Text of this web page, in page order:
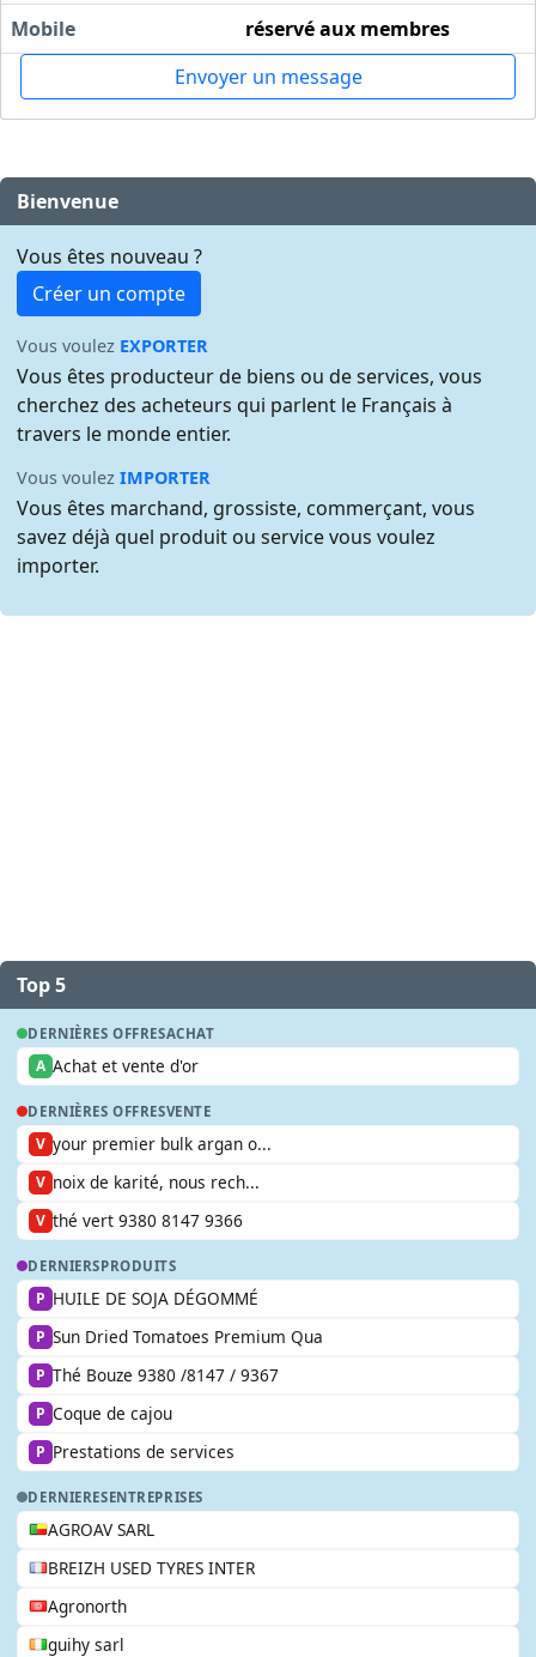
Mobile
réservé aux membres
Envoyer un message
Bienvenue
Vous êtes nouveau ?
Créer un compte
Vous voulez EXPORTER
Vous êtes producteur de biens ou de services, vous
cherchez des acheteurs qui parlent le Français à
travers le monde entier.
Vous voulezIMPORTER
Vous êtes marchand, grossiste, commerçant, vous
savez déjà quel produit ou service vous voulez
importer.
Top 5
DERNIÈRES OFFRESACHAT
A Achat et vente d'or
DERNIÈRES OFFRESVENTE
V your premier bulk argan o...
V noix de karité, nous rech...
V thé vert 9380 8147 9366
DERNIERSPRODUITS
P HUILE DE SOJA DÉGOMMÉ
P Sun Dried Tomatoes Premium Qua
P Thé Bouze 9380 /8147 / 9367
P Coque de cajou
P Prestations de services
DERNIERESENTREPRISES
AGROAV SARL
BREIZH USED TYRES INTER
Agronorth
guihy sarl